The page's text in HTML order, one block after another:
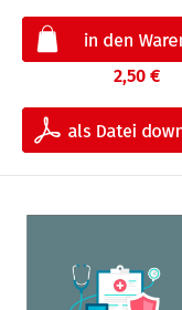
2,50 €